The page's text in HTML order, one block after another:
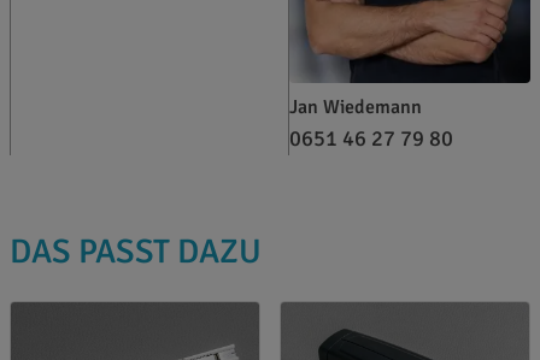
Jan Wiedemann
0651 46 27 79 80
DAS PASST DAZU